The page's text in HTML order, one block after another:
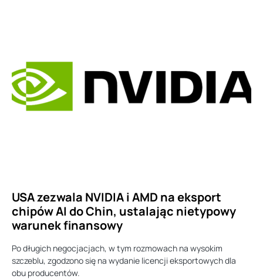
USA zezwala NVIDIA i AMD na eksport
chipów AI do Chin, ustalając nietypowy
warunek finansowy
Po długich negocjacjach, w tym rozmowach na wysokim
szczeblu, zgodzono się na wydanie licencji eksportowych dla
obu producentów.